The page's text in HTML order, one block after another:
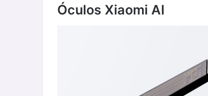
Óculos Xiaomi AI